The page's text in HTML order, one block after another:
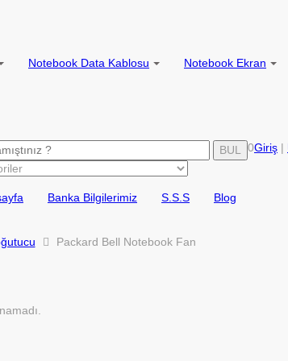
Notebook Data Kablosu Notebook Ekran
BUL Giriş |
0
Banka Bilgilerimiz S.S.S Blog
Packard Bell Notebook Fan